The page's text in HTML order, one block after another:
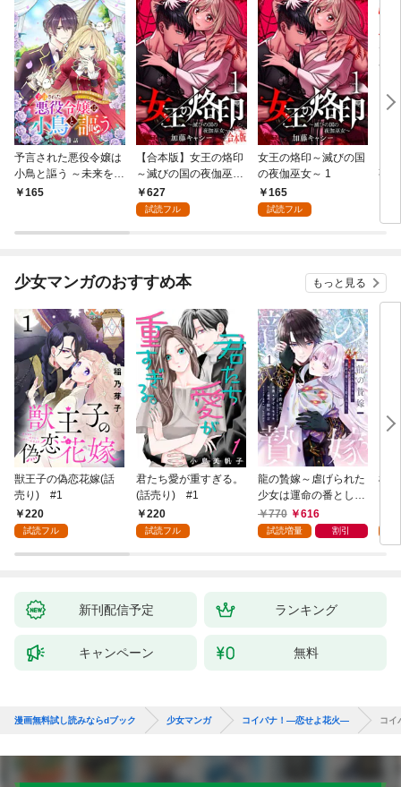
予言された悪役令嬢は
小鳥と謳う ～未来を知
る専属執事に「君を救
165
【合本版】女王の烙印
～滅びの国の夜伽巫女
～ 1627
試読フル
女王の烙印～滅びの国
の夜伽巫女～ 1
165
試読フル
熟
少女マンガのおすすめ本 もっと見る
獣王子の偽恋花嫁(話
売り) #1
220
試読フル
君たち愛が重すぎる。
(話売り) #1
220
試読フル
龍の贄嫁～虐げられた
少女は運命の番として
愛される～ 1巻
770 616
試読増量 割引
桜
新刊配信予定 ランキング
キャンペーン 無料
漫画無料試し読みならdブック 少女マンガ コイバナ！―恋せよ花火― コ